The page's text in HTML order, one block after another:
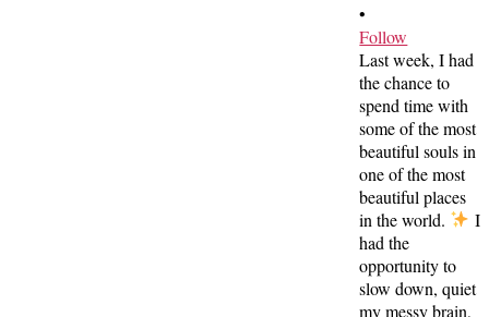
•
Follow
Last week, I had
the chance to
spend time with
some of the most
beautiful souls in
one of the most
beautiful places
in the world.
I
had the
opportunity to
slow down, quiet
my messy brain,